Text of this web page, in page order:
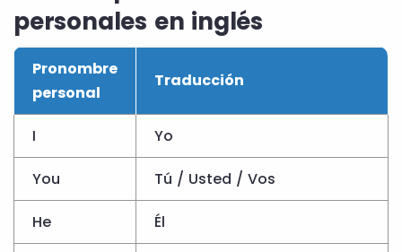
personales en inglés
Pronombre
personal
Traducción
I Yo
You Tú / Usted / Vos
He Él